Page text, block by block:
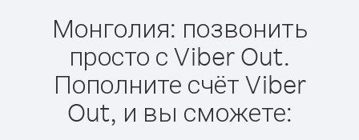
Монголия: позвонить
просто с Viber Out.
Пополните счёт Viber
Out, и вы сможете: